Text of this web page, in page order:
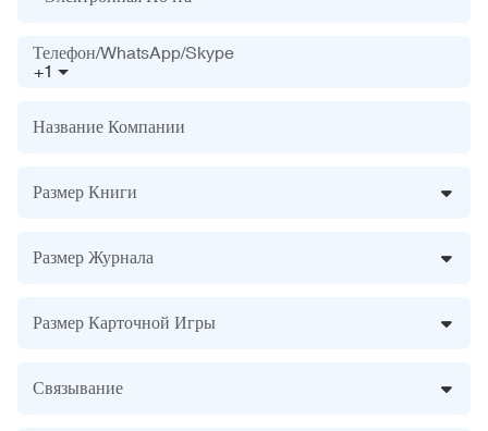
+1
Телефон/WhatsApp/Skype
Название Компании
Размер Книги
Размер Журнала
Размер Карточной Игры
Связывание